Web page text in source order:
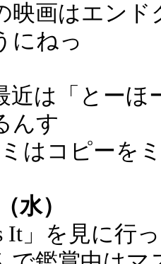
映画はエン
にねっ
近は「とー
んす
はコピーを
水）
It」を見に行